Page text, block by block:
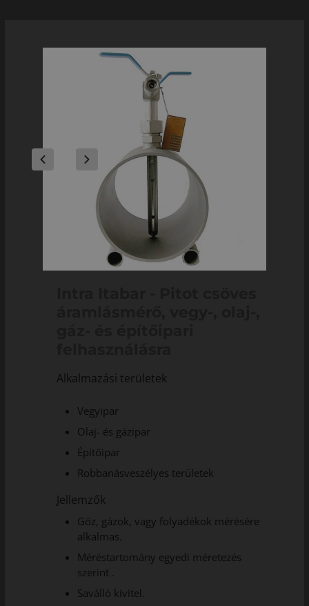
Alkalmazási területek
Vegyipar
Olaj- és gázipar
Építőipar
Robbanásveszélyes területek
Jellemzők
Gőz, gázok, vagy folyadékok mérésére
alkalmas.
Méréstartomány egyedi méretezés
szerint .
Saválló kivitel.